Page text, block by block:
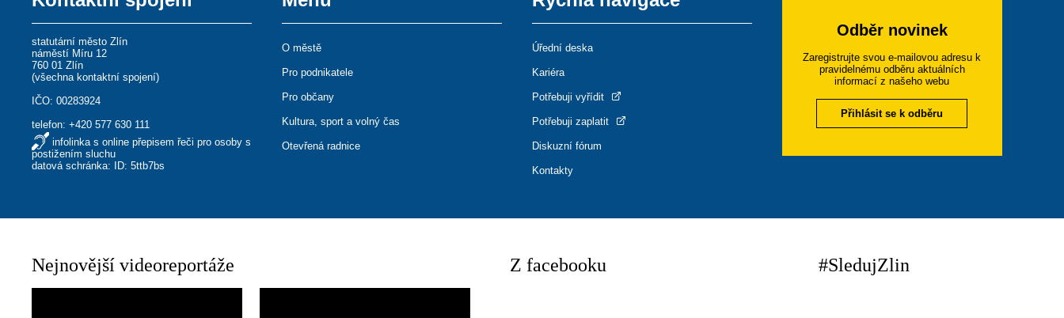
statutární město Zlín
náměstí Míru 12
760 01 Zlín
(všechna kontaktní spojení)
IČO: 00283924
telefon:+420 577 630 111
infolinka s online přepisem řeči pro osoby s
postižením sluchu
datová schránka: ID: 5ttb7bs
O městě
Pro podnikatele
Pro občany
Kultura, sport a volný čas
Otevřená radnice
Úřední deska
Kariéra
Potřebuji vyřídit
Potřebuji zaplatit
Diskuzní fórum
Kontakty
Odběr novinek
Zaregistrujte svou e-mailovou adresu k
pravidelnému odběru aktuálních
informací z našeho webu
Přihlásit se k odběru
Nejnovější videoreportáže Z facebooku #SledujZlin